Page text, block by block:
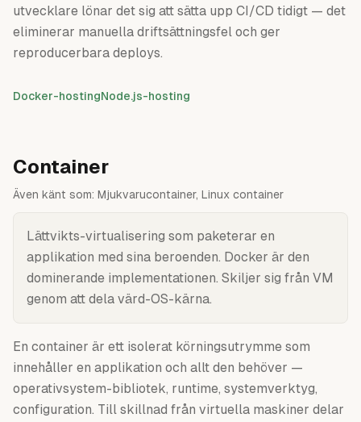
utvecklare lönar det sig att sätta upp CI/CD tidigt — det
eliminerar manuella driftsättningsfel och ger
reproducerbara deploys.
Docker-hostingNode.js-hosting
Container
Även känt som: Mjukvarucontainer, Linux container
Lättvikts-virtualisering som paketerar en
applikation med sina beroenden. Docker är den
dominerande implementationen. Skiljer sig från VM
genom att dela värd-OS-kärna.
En container är ett isolerat körningsutrymme som
innehåller en applikation och allt den behöver —
operativsystem-bibliotek, runtime, systemverktyg,
configuration. Till skillnad från virtuella maskiner delar